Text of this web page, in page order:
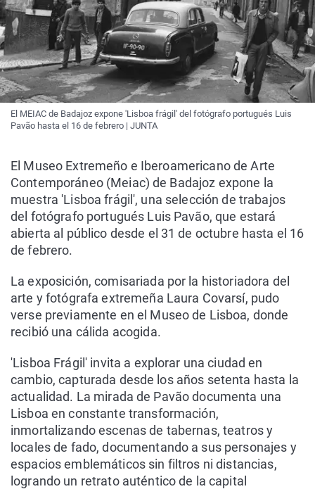
El MEIAC de Badajoz expone 'Lisboa frágil' del fotógrafo portugués Luis
Pavão hasta el 16 de febrero | JUNTA
El Museo Extremeño e Iberoamericano de Arte
Contemporáneo (Meiac) de Badajoz expone la
muestra 'Lisboa frágil', una selección de trabajos
del fotógrafo portugués Luis Pavão, que estará
abierta al público desde el 31 de octubre hasta el 16
de febrero.
La exposición, comisariada por la historiadora del
arte y fotógrafa extremeña Laura Covarsí, pudo
verse previamente en el Museo de Lisboa, donde
recibió una cálida acogida.
'Lisboa Frágil' invita a explorar una ciudad en
cambio, capturada desde los años setenta hasta la
actualidad. La mirada de Pavão documenta una
Lisboa en constante transformación,
inmortalizando escenas de tabernas, teatros y
locales de fado, documentando a sus personajes y
espacios emblemáticos sin filtros ni distancias,
logrando un retrato auténtico de la capital